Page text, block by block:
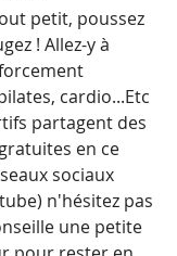
petit, poussez
! Allez-y à
cardio...Etc
partagent des
en ce
sociaux
n'hésitez pas
une petite